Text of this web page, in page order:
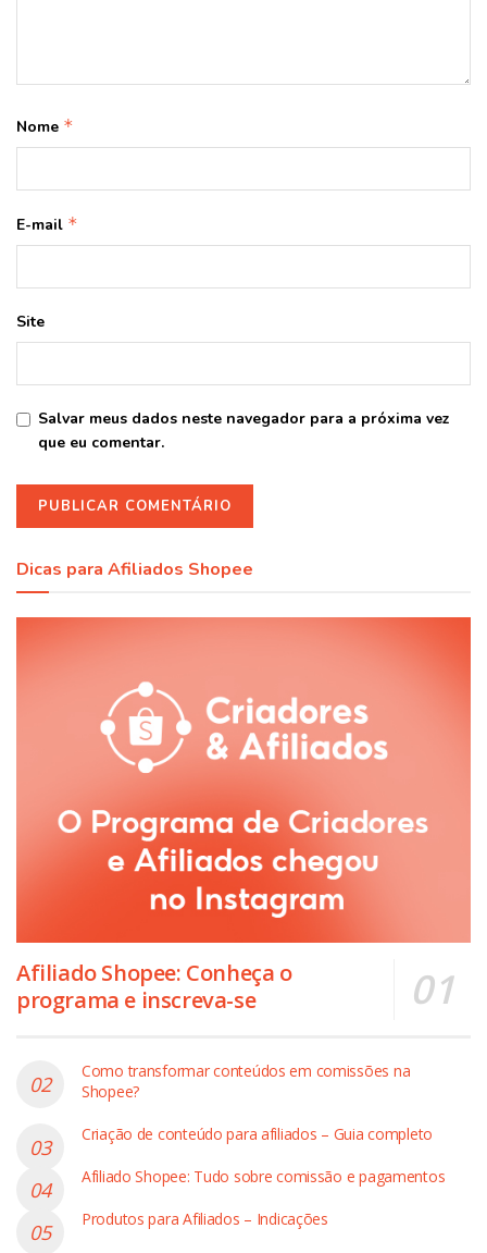
Nome *
E-mail *
Site
Salvar meus dados neste navegador para a próxima vez
que eu comentar.
Dicas para Afiliados Shopee
Afiliado Shopee: Conheça o
programa e inscreva-se
Como transformar conteúdos em comissões na
Shopee?
Criação de conteúdo para afiliados – Guia completo
Afiliado Shopee: Tudo sobre comissão e pagamentos
Produtos para Afiliados – Indicações